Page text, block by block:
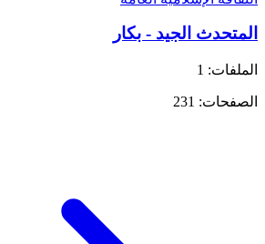
المتحدث الجيد - بكار
الملفات: 1
الصفحات: 231